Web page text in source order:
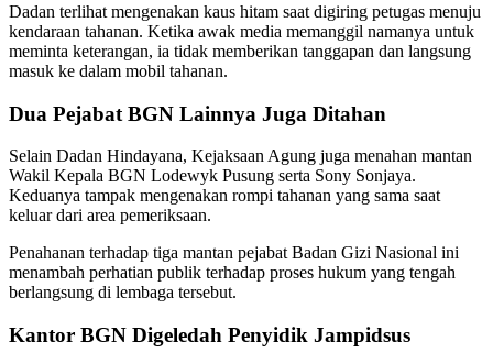
Dadan terlihat mengenakan kaus hitam saat digiring petugas menuju
kendaraan tahanan. Ketika awak media memanggil namanya untuk
meminta keterangan, ia tidak memberikan tanggapan dan langsung
masuk ke dalam mobil tahanan.
Dua Pejabat BGN Lainnya Juga Ditahan
Selain Dadan Hindayana, Kejaksaan Agung juga menahan mantan
Wakil Kepala BGN Lodewyk Pusung serta Sony Sonjaya.
Keduanya tampak mengenakan rompi tahanan yang sama saat
keluar dari area pemeriksaan.
Penahanan terhadap tiga mantan pejabat Badan Gizi Nasional ini
menambah perhatian publik terhadap proses hukum yang tengah
berlangsung di lembaga tersebut.
Kantor BGN Digeledah Penyidik Jampidsus